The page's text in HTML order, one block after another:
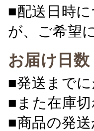
■配送日時
が、ご希望
お届け日数
■発送まで
■また在庫
■商品の発